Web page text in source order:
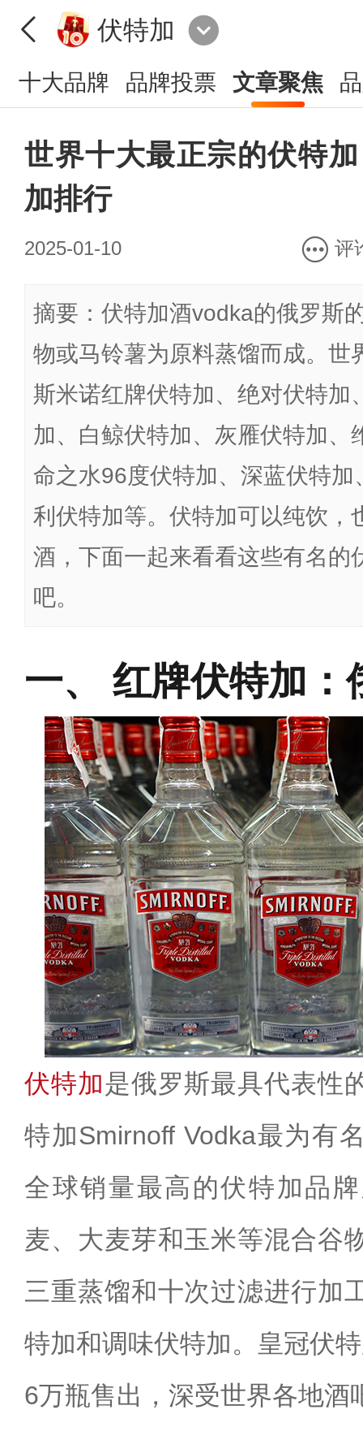
伏特加
十大品牌 品牌投票 文章聚焦
世界十大最正宗的伏特
加排行
2025-01-10 评
摘要：伏特加酒vodka的俄罗斯
物或马铃薯为原料蒸馏而成。世
斯米诺红牌伏特加、绝对伏特加
加、白鲸伏特加、灰雁伏特加、
命之水96度伏特加、深蓝伏特
利伏特加等。伏特加可以纯饮，
酒，下面一起来看看这些有名的
吧。
红牌伏特加：
伏特加是俄罗斯最具代表性
特加Smirnoff Vodka最为有
全球销量最高的伏特加品
麦、大麦芽和玉米等混合谷
三重蒸馏和十次过滤进行加
特加和调味伏特加。皇冠伏
6万瓶售出，深受世界各地酒